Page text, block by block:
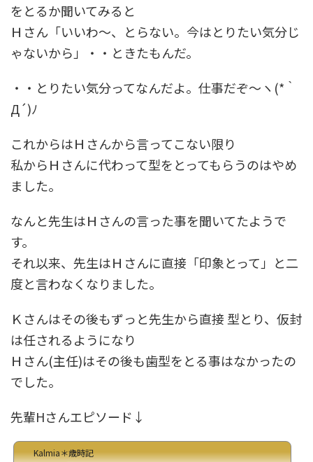
をとるか聞いてみると
Ｈさん「いいわ～、とらない。今はとりたい気分じ
ゃないから」・・ときたもんだ。
・・とりたい気分ってなんだよ。仕事だぞ～ヽ(*｀
Д´)ﾉ
これからはＨさんから言ってこない限り
私からＨさんに代わって型をとってもらうのはやめ
ました。
なんと先生はＨさんの言った事を聞いてたようで
す。
それ以来、先生はＨさんに直接「印象とって」と二
度と言わなくなりました。
Ｋさんはその後もずっと先生から直接 型とり、仮封
は任されるようになり
Ｈさん(主任)はその後も歯型をとる事はなかったの
でした。
先輩Hさんエピソード↓
Kalmia＊歳時記